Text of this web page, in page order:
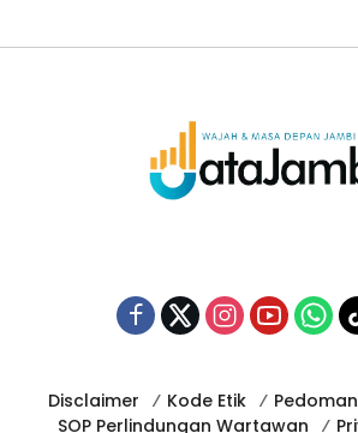
Disclaimer Kode Etik
SOP Perlindungan Wartawan